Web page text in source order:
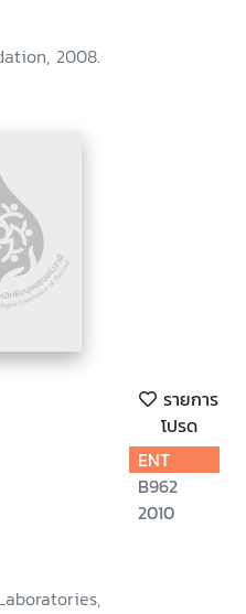
2008.
รายการ
โปรด
ENT
B962
2010